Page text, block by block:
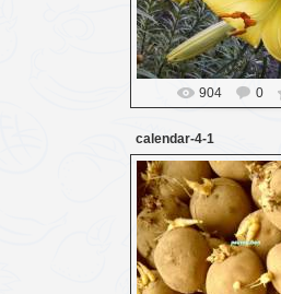
Probozd
904 0
calendar-4-1
16.03.2016
Probozd